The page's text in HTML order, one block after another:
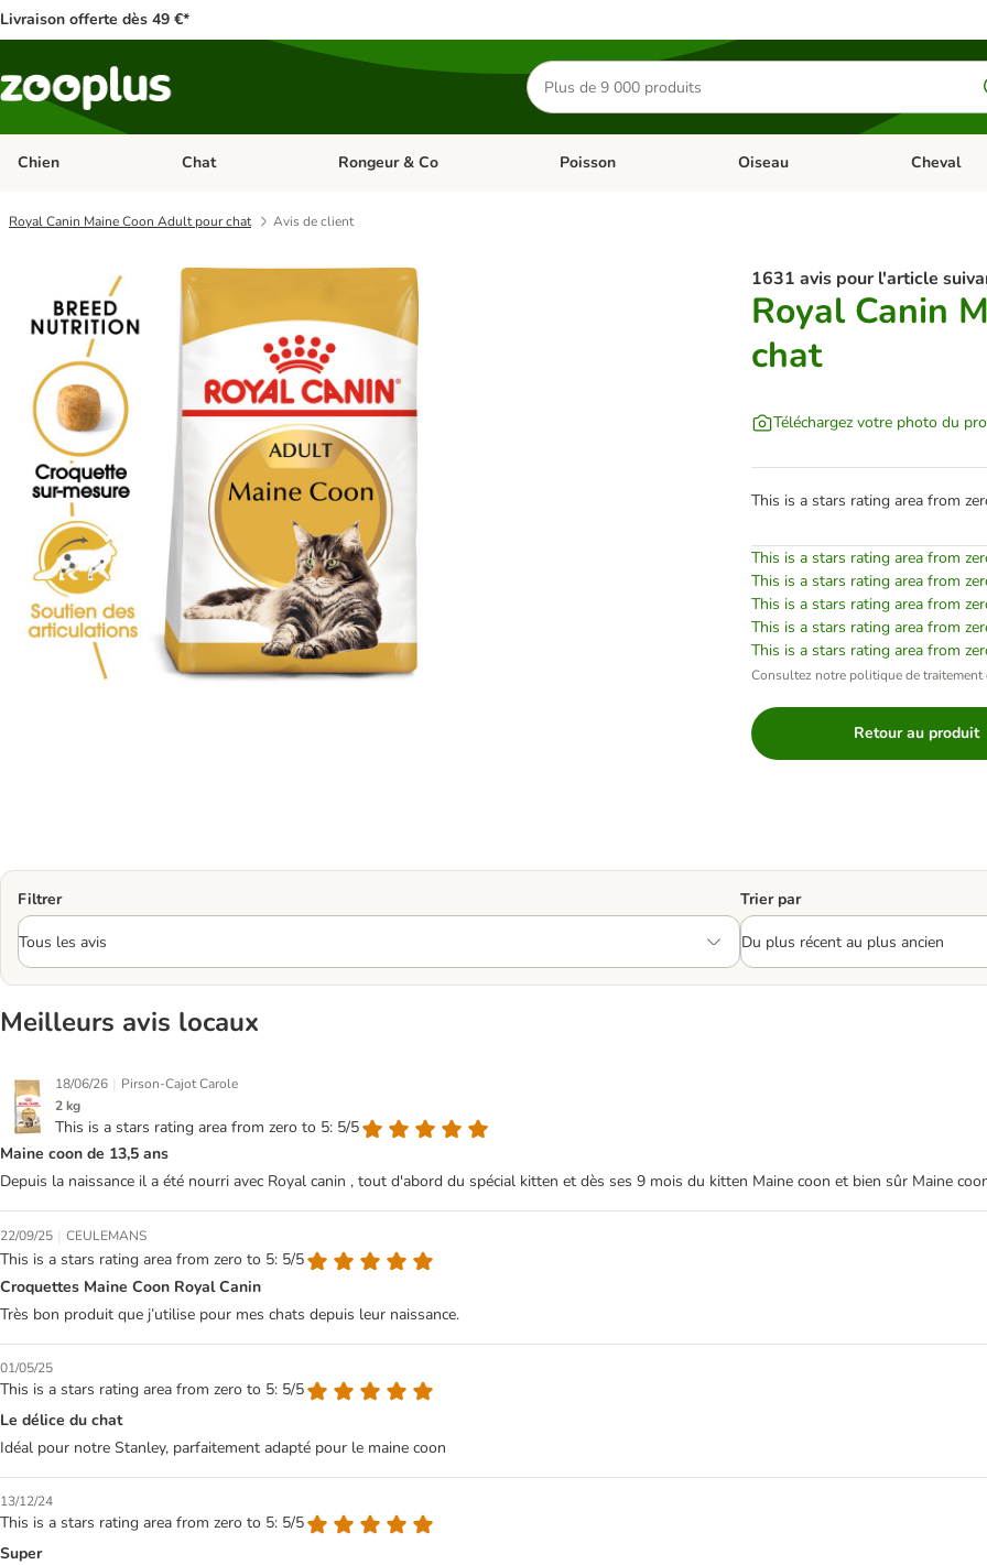
Livraison offerte dès 49 €*
Rechercher
des
produits
Chien Dérouler les catégories: Chien
Chat Dérouler les catégories: Chat
Rongeur & Co Dérouler les catégories: Rongeur & Co
Poisson Dérouler les catégories: Poisson
Oiseau Dérouler les
Cheval
Royal Canin Maine Coon Adult pour chat Avis de client
1631 avis pour l'article
Royal Canin
chat
Téléchargez votre photo du
This is a stars rating area from
This is a stars rating area from
This is a stars rating area from
This is a stars rating area from
This is a stars rating area from
This is a stars rating area from
Consultez notre politique de traitement
Retour au produit
Filtrer Trier par
Meilleurs avis locaux
18/06/26 | Pirson-Cajot Carole
2 kg
This is a stars rating area from zero to 5: 5/5
Maine coon de 13,5 ans
Depuis la naissance il a été nourri avec Royal canin , tout d'abord du spécial kitten et dès ses 9 mois du kitten Maine coon et bien sûr Maine
22/09/25 | CEULEMANS
This is a stars rating area from zero to 5: 5/5
Croquettes Maine Coon Royal Canin
Très bon produit que j’utilise pour mes chats depuis leur naissance.
01/05/25
This is a stars rating area from zero to 5: 5/5
Le délice du chat
Idéal pour notre Stanley, parfaitement adapté pour le maine coon
13/12/24
This is a stars rating area from zero to 5: 5/5
Super